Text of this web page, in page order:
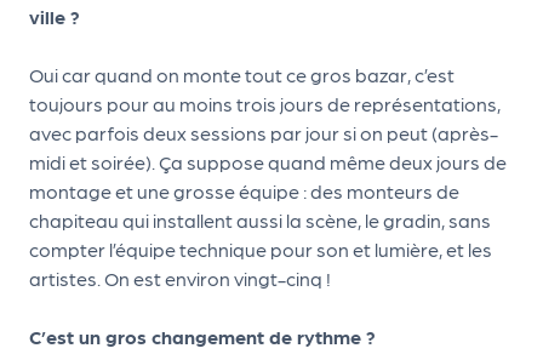
ville ?
Oui car quand on monte tout ce gros bazar, c’est
toujours pour au moins trois jours de représentations,
avec parfois deux sessions par jour si on peut (après-
midi et soirée). Ça suppose quand même deux jours de
montage et une grosse équipe : des monteurs de
chapiteau qui installent aussi la scène, le gradin, sans
compter l’équipe technique pour son et lumière, et les
artistes. On est environ vingt-cinq !
C’est un gros changement de rythme ?
v
è
n
e
m
e
n
t
A